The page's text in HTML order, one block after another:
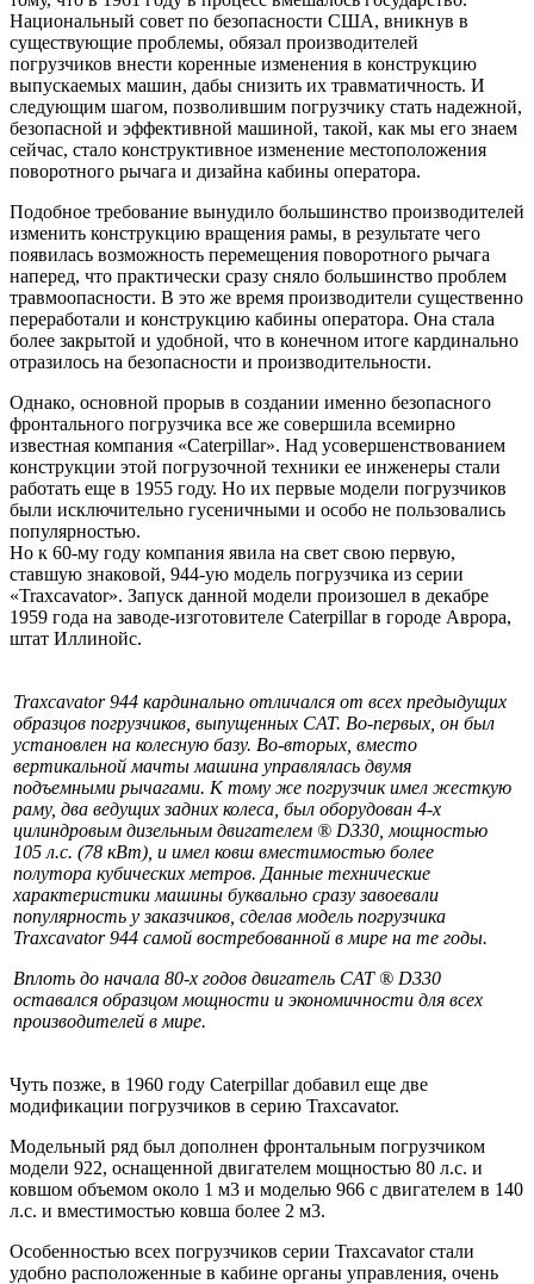
Национальный совет по безопасности США, вникнув в
существующие проблемы, обязал производителей
погрузчиков внести коренные изменения в конструкцию
выпускаемых машин, дабы снизить их травматичность. И
следующим шагом, позволившим погрузчику стать надежной,
безопасной и эффективной машиной, такой, как мы его знаем
сейчас, стало конструктивное изменение местоположения
поворотного рычага и дизайна кабины оператора.
Подобное требование вынудило большинство производителей
изменить конструкцию вращения рамы, в результате чего
появилась возможность перемещения поворотного рычага
наперед, что практически сразу сняло большинство проблем
травмоопасности. В это же время производители существенно
переработали и конструкцию кабины оператора. Она стала
более закрытой и удобной, что в конечном итоге кардинально
отразилось на безопасности и производительности.
Однако, основной прорыв в создании именно безопасного
фронтального погрузчика все же совершила всемирно
известная компания «Caterpillar». Над усовершенствованием
конструкции этой погрузочной техники ее инженеры стали
работать еще в 1955 году. Но их первые модели погрузчиков
были исключительно гусеничными и особо не пользовались
популярностью.
Но к 60-му году компания явила на свет свою первую,
ставшую знаковой, 944-ую модель погрузчика из серии
«Traxcavator». Запуск данной модели произошел в декабре
1959 года на заводе-изготовителе Caterpillar в городе Аврора,
штат Иллинойс.
Traxcavator 944 кардинально отличался от всех предыдущих
образцов погрузчиков, выпущенных CAT. Во-первых, он был
установлен на колесную базу. Во-вторых, вместо
вертикальной мачты машина управлялась двумя
подъемными рычагами. К тому же погрузчик имел жесткую
раму, два ведущих задних колеса, был оборудован 4-х
цилиндровым дизельным двигателем ® D330, мощностью
105 л.с. (78 кВт), и имел ковш вместимостью более
полутора кубических метров. Данные технические
характеристики машины буквально сразу завоевали
популярность у заказчиков, сделав модель погрузчика
Traxcavator 944 самой востребованной в мире на те годы.
Вплоть до начала 80-х годов двигатель CAT ® D330
оставался образцом мощности и экономичности для всех
производителей в мире.
Чуть позже, в 1960 году Caterpillar добавил еще две
модификации погрузчиков в серию Traxcavator.
Модельный ряд был дополнен фронтальным погрузчиком
модели 922, оснащенной двигателем мощностью 80 л.с. и
ковшом объемом около 1 м3 и моделью 966 с двигателем в 140
л.с. и вместимостью ковша более 2 м3.
Особенностью всех погрузчиков серии Traxcavator стали
удобно расположенные в кабине органы управления, очень